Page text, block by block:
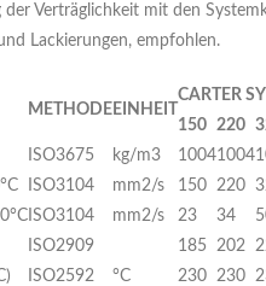
Verträglichkeit mit den
Lackierungen, empfohlen.
M ETHODE EINHEIT
CA R TER SY
150 220
ISO3675 kg/m3 10041004
ISO3104 mm2/s 150 220
ISO3104 mm2/s 23 34
ISO2909 185 202
ISO2592 °C 230 230